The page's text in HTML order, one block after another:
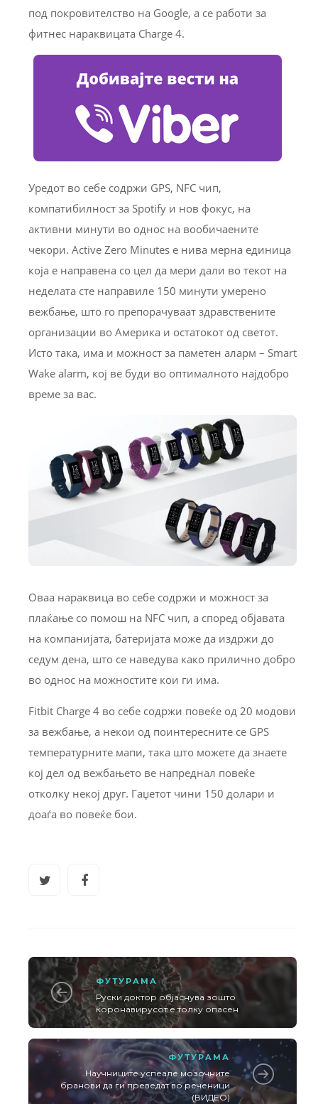
под покровителство на Google, а се работи за
фитнес нараквицата Charge 4.
Уредот во себе содржи GPS, NFC чип,
компатибилност за Spotify и нов фокус, на
активни минути во однос на вообичаените
чекори. Active Zero Minutes е нива мерна единица
која е направена со цел да мери дали во текот на
неделата сте направиле 150 минути умерено
вежбање, што го препорачуваат здравствените
организации во Америка и остатокот од светот.
Исто така, има и можност за паметен аларм – Smart
Wake alarm, кој ве буди во оптималното најдобро
време за вас.
Оваа нараквица во себе содржи и можност за
плаќање со помош на NFC чип, а според објавата
на компанијата, батеријата може да издржи до
седум дена, што се наведува како прилично добро
во однос на можностите кои ги има.
Fitbit Charge 4 во себе содржи повеќе од 20 модови
за вежбање, а некои од поинтересните се GPS
температурните мапи, така што можете да знаете
кој дел од вежбањето ве напреднал повеќе
отколку некој друг. Гаџетот чини 150 долари и
доаѓа во повеќе бои.
ФУТУРАМА
Руски доктор објаснува зошто
коронавирусот е толку опасен
ФУТУРАМА
Научниците успеале мозочните
бранови да ги преведат во реченици
(ВИДЕО)